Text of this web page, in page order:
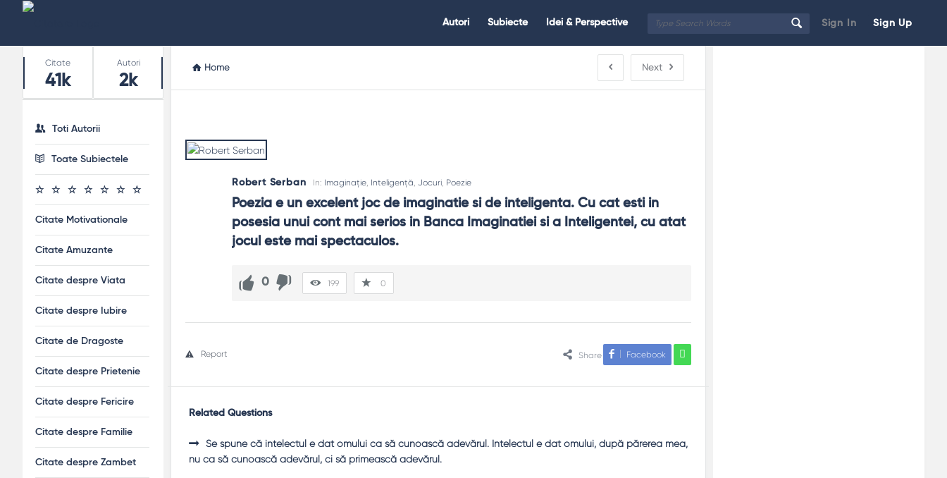
Sign In Sign Up
Citate.ro
Autori Subiecte Idei & Perspective
Home Next
Robert Serban In: Imaginație Inteligență ,Jocuri Poezie
Poezia e un excelent joc de imaginatie si de inteligenta. Cu cat esti in
posesia unui cont mai serios in Banca Imaginatiei si a Inteligentei, cu atat
jocul este mai spectaculos.
0 199 0
Share Facebook
Report
Related Questions
Se spune că intelectul e dat omului ca să cunoască adevărul. Intelectul e dat omului, după părerea mea,
nu ca să cunoască adevărul, ci să primească adevărul.
Stats
Citate
41k
Autori
2k
Toti Autorii
Toate Subiectele
Citate Motivationale
Citate Amuzante
Citate despre Viata
Citate despre Iubire
Citate de Dragoste
Citate despre Prietenie
Citate despre Fericire
Citate despre Familie
Citate despre Zambet